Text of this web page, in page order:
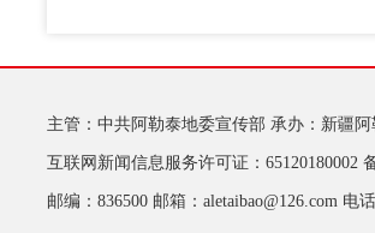
主管：中共阿勒泰地委宣传部承办：新疆
互联网新闻信息服务许可证：65120180002
邮编：836500 邮箱：aletaibao@126.com 电